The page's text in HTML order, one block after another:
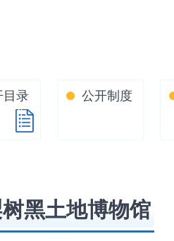
目录 公开制度
黑土地博物馆